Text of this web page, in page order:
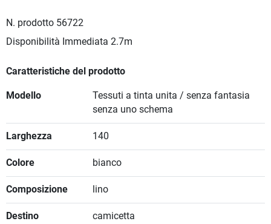
N. prodotto 56722
Disponibilità Immediata 2.7m
Caratteristiche del prodotto
Modello
Tessuti a tinta unita / senza fantasia
senza uno schema
Larghezza 140
Colore bianco
Composizione lino
Destino
camicetta